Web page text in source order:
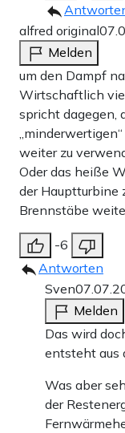
alfred original
Melden
um den Dampf
Wirtschaftlich
spricht dagegen,
weiter zu
Oder das heiße
der Hauptturbine
Brennstäbe
-6
Antworten
Sven
Melden
Das wird
entsteht aus
Was aber
der